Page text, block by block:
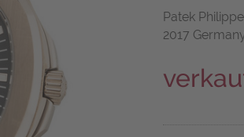
Patek
2017